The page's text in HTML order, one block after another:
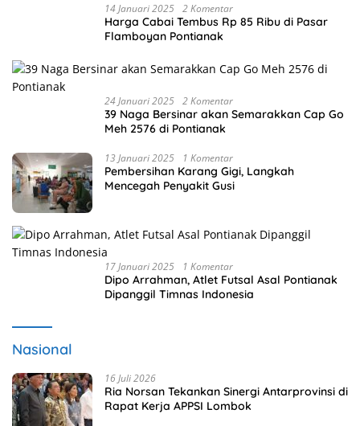
14 Januari 2025 2 Komentar
Harga Cabai Tembus Rp 85 Ribu di Pasar
Flamboyan Pontianak
24 Januari 2025 2 Komentar
39 Naga Bersinar akan Semarakkan Cap Go
Meh 2576 di Pontianak
13 Januari 2025 1 Komentar
Pembersihan Karang Gigi, Langkah
Mencegah Penyakit Gusi
17 Januari 2025 1 Komentar
Dipo Arrahman, Atlet Futsal Asal Pontianak
Dipanggil Timnas Indonesia
Nasional
16 Juli 2026
Ria Norsan Tekankan Sinergi Antarprovinsi di
Rapat Kerja APPSI Lombok